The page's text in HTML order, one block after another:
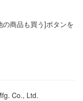
商品も買う]ボタンを
Co., Ltd.